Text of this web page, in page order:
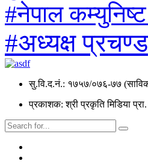
#नेपाल कम्युनिष्ट
#अध्यक्ष प्रचण्ड
सु.वि.द.नं.: १७५७/०७६-७७
प्रकाशक: श्री प्रकृति मिडिया